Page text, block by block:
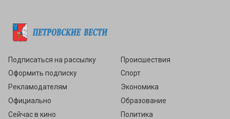
Подписаться на рассылку
Оформить подписку
Рекламодателям
Официально
Сейчас в кино
Происшествия
Спорт
Экономика
Образование
Политика
Подписаться